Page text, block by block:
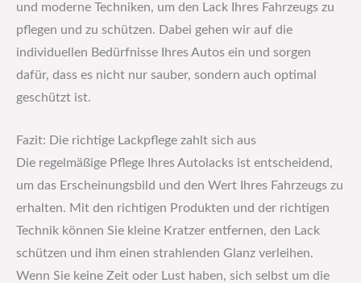
und moderne Techniken, um den Lack Ihres Fahrzeugs zu
pflegen und zu schützen. Dabei gehen wir auf die
individuellen Bedürfnisse Ihres Autos ein und sorgen
dafür, dass es nicht nur sauber, sondern auch optimal
geschützt ist.
Fazit: Die richtige Lackpflege zahlt sich aus
Die regelmäßige Pflege Ihres Autolacks ist entscheidend,
um das Erscheinungsbild und den Wert Ihres Fahrzeugs zu
erhalten. Mit den richtigen Produkten und der richtigen
Technik können Sie kleine Kratzer entfernen, den Lack
schützen und ihm einen strahlenden Glanz verleihen.
Wenn Sie keine Zeit oder Lust haben, sich selbst um die